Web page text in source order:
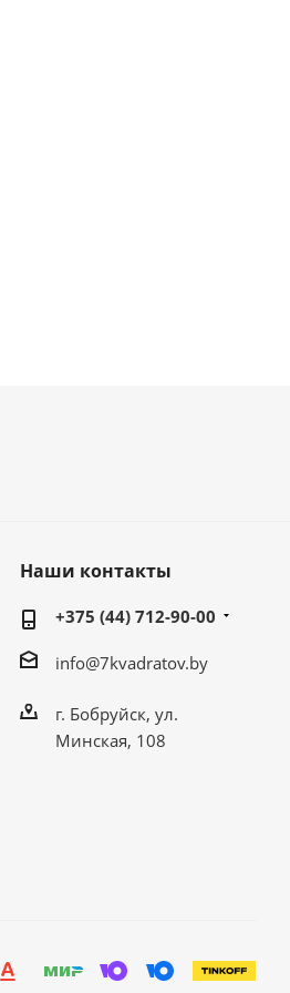
Наши контакты
+375 (44) 712-90-00
info@7kvadratov.by
г. Бобруйск, ул.
Минская, 108